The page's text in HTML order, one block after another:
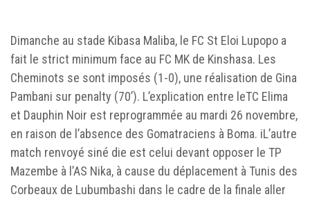
Dimanche au stade Kibasa Maliba, le FC St Eloi Lupopo a
fait le strict minimum face au FC MK de Kinshasa. Les
Cheminots se sont imposés (1-0), une réalisation de Gina
Pambani sur penalty (70’). L’explication entre leTC Elima
et Dauphin Noir est reprogrammée au mardi 26 novembre,
en raison de l’absence des Gomatraciens à Boma. iL’autre
match renvoyé siné die est celui devant opposer le TP
Mazembe à l’AS Nika, à cause du déplacement à Tunis des
Corbeaux de Lubumbashi dans le cadre de la finale aller